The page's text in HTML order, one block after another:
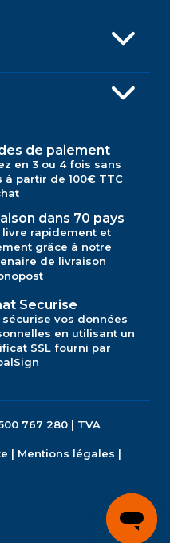
de paiement
en 3 ou 4 fois sans
à partir de 100€ TTC
dans 70 pays
livre rapidement et
grâce à notre
de livraison
Securise
sécurise vos données
en utilisant un
SSL fourni par
767 280 | TVA
| Mentions légales |